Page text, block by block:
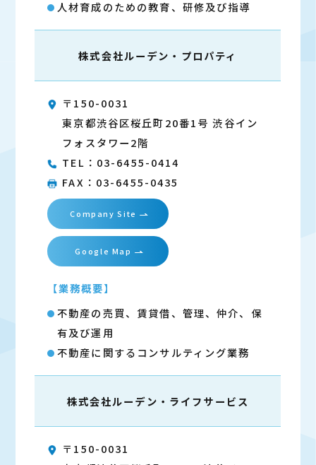
人材育成のための教育、研修及び指導
株式会社ルーデン・プロパティ
〒150-0031
東京都渋谷区桜丘町20番1号 渋谷イン
フォスタワー2階
TEL：03-6455-0414
FAX：03-6455-0435
Company Site
Google Map
【業務概要】
不動産の売買、賃貸借、管理、仲介、保
有及び運用
不動産に関するコンサルティング業務
株式会社ルーデン・ ライフサービス
〒150-0031